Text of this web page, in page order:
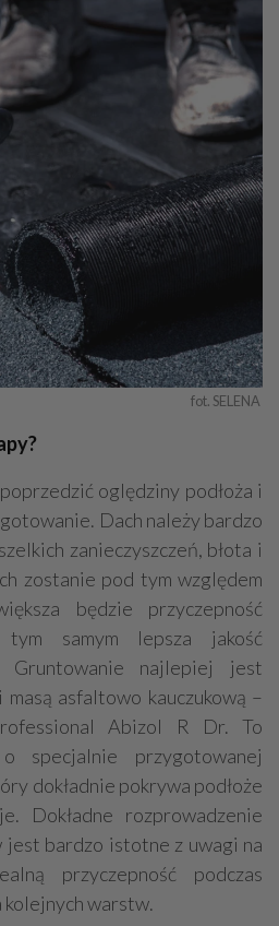
fot. SELENA
oględziny podłoża i
Dach należy bardzo
zanieczyszczeń, błota i
zostanie pod tym względem
będzie przyczepność
samym lepsza jakość
Gruntowanie najlepiej jest
asfaltowo kauczukową –
Abizol R Dr. To
specjalnie przygotowanej
dokładnie pokrywa podłoże
Dokładne rozprowadzenie
bardzo istotne z uwagi na
przyczepność podczas
kolejnych warstw.